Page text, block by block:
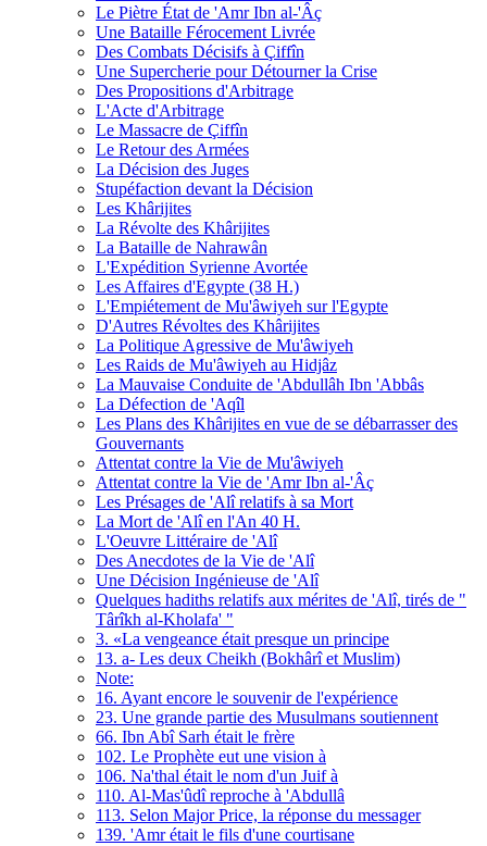
Le Piètre État de 'Amr Ibn al-'Âç
Une Bataille Férocement Livrée
Des Combats Décisifs à Çiffîn
Une Supercherie pour Détourner la Crise
Des Propositions d'Arbitrage
L'Acte d'Arbitrage
Le Massacre de Çiffîn
Le Retour des Armées
La Décision des Juges
Stupéfaction devant la Décision
Les Khârijites
La Révolte des Khârijites
La Bataille de Nahrawân
L'Expédition Syrienne Avortée
Les Affaires d'Egypte (38 H.)
L'Empiétement de Mu'âwiyeh sur l'Egypte
D'Autres Révoltes des Khârijites
La Politique Agressive de Mu'âwiyeh
Les Raids de Mu'âwiyeh au Hidjâz
La Mauvaise Conduite de 'Abdullâh Ibn 'Abbâs
La Défection de 'Aqîl
Les Plans des Khârijites en vue de se débarrasser des
Gouvernants
Attentat contre la Vie de Mu'âwiyeh
Attentat contre la Vie de 'Amr Ibn al-'Âç
Les Présages de 'Alî relatifs à sa Mort
La Mort de 'Alî en l'An 40 H.
L'Oeuvre Littéraire de 'Alî
Des Anecdotes de la Vie de 'Alî
Une Décision Ingénieuse de 'Alî
Quelques hadiths relatifs aux mérites de 'Alî, tirés de "
Târîkh al-Kholafa' "
3. «La vengeance était presque un principe
13. a- Les deux Cheikh (Bokhârî et Muslim)
Note:
16. Ayant encore le souvenir de l'expérience
23. Une grande partie des Musulmans soutiennent
66. Ibn Abî Sarh était le frère
102. Le Prophète eut une vision à
106. Na'thal était le nom d'un Juif à
110. Al-Mas'ûdî reproche à 'Abdullâ
113. Selon Major Price, la réponse du messager
139. 'Amr était le fils d'une courtisane